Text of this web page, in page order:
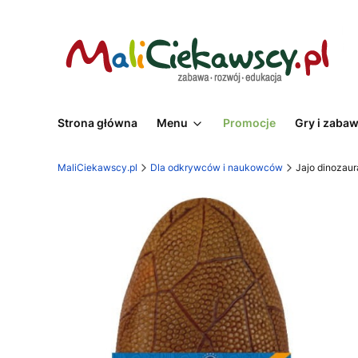
Strona główna Menu Promocje Gry i
MaliCiekawscy.pl Dla odkrywców i naukowców Jajo